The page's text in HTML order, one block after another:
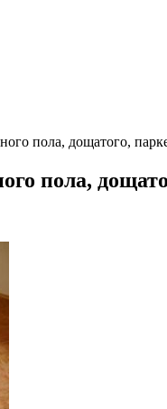
пола, дощатого,
пола,